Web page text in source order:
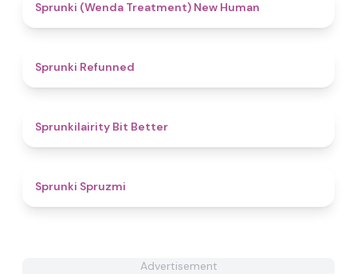
Sprunki (Wenda Treatment) New Human
Sprunki Refunned
Sprunkilairity Bit Better
Sprunki Spruzmi
Advertisement